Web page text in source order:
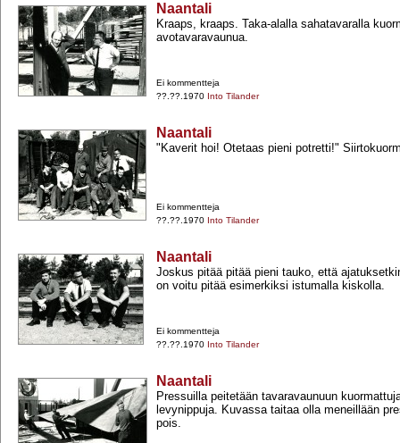
Naantali
Kraaps, kraaps. Taka-​alalla sahatavaralla
avotavaravaunua.
Ei kommentteja
??.??.1970 Into Tilander
Naantali
"Kaverit hoi! Otetaas pieni potretti!"
Ei kommentteja
??.??.1970 Into Tilander
Naantali
Joskus pitää pitää pieni tauko, että
on voitu pitää esimerkiksi istumalla kiskolla.
Ei kommentteja
??.??.1970 Into Tilander
Naantali
Pressuilla peitetään tavaravaunuun
levynippuja. Kuvassa taitaa olla meneillään
pois.